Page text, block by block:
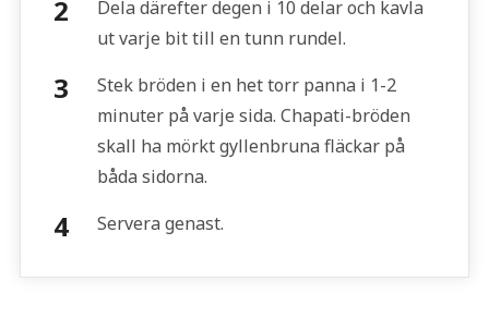
Dela därefter degen i 10 delar och kavla
ut varje bit till en tunn rundel.
Stek bröden i en het torr panna i 1-2
minuter på varje sida. Chapati-bröden
skall ha mörkt gyllenbruna fläckar på
båda sidorna.
Servera genast.